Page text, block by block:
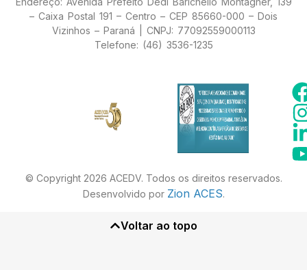
– Caixa Postal 191 – Centro – CEP 85660-000 – Dois
Vizinhos – Paraná | CNPJ: 77092559000113
Telefone: (46) 3536-1235
© Copyright 2026 ACEDV. Todos os direitos reservados.
Desenvolvido por Zion ACES.
Voltar ao topo